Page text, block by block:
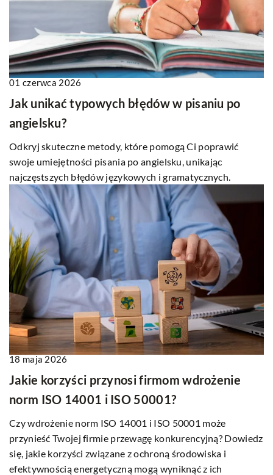
01 czerwca 2026
Jak unikać typowych błędów w pisaniu po
angielsku?
Odkryj skuteczne metody, które pomogą Ci poprawić
swoje umiejętności pisania po angielsku, unikając
najczęstszych błędów językowych i gramatycznych.
18 maja 2026
Jakie korzyści przynosi firmom wdrożenie
norm ISO 14001 i ISO 50001?
Czy wdrożenie norm ISO 14001 i ISO 50001 może
przynieść Twojej firmie przewagę konkurencyjną? Dowiedz
się, jakie korzyści związane z ochroną środowiska i
efektywnością energetyczną mogą wyniknąć z ich